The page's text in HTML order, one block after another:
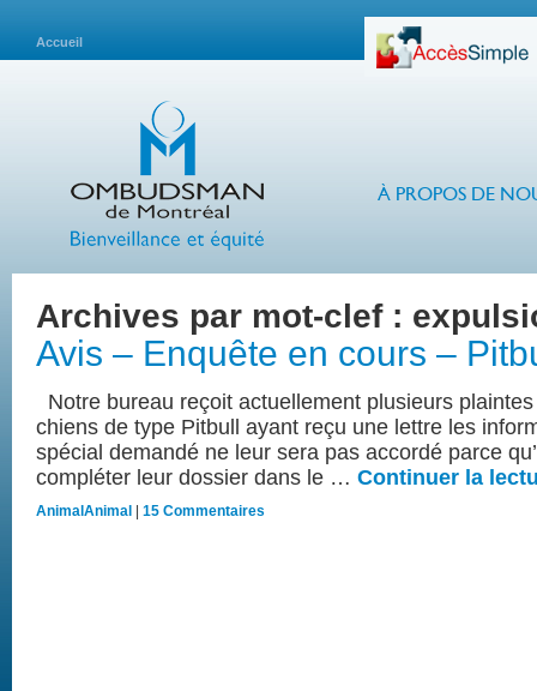
Accueil
À PROPOS DE
Archives par mot-clef :
Avis – Enquête en cours –
Notre bureau reçoit actuellement plusieurs
chiens de type Pitbull ayant reçu une lettre les
spécial demandé ne leur sera pas accordé parce
compléter leur dossier dans le … Continuer la
Animal Animal 15 Commentaires